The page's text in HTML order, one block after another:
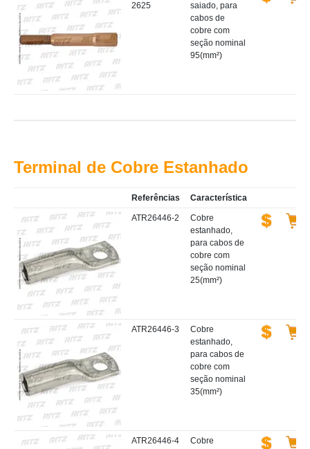
2625
saiado, para
cabos de
cobre com
seção nominal
95(mm²)
Terminal de Cobre Estanhado
Referências Característica
ATR26446-2
Cobre
estanhado,
para cabos de
cobre com
seção nominal
25(mm²)
ATR26446-3
Cobre
estanhado,
para cabos de
cobre com
seção nominal
35(mm²)
ATR26446-4
Cobre